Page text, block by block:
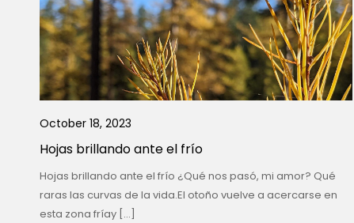
October 18, 2023
Hojas brillando ante el frío
Hojas brillando ante el frío ¿Qué nos pasó, mi amor? Qué
raras las curvas de la vida.El otoño vuelve a acercarse en
esta zona fríay […]